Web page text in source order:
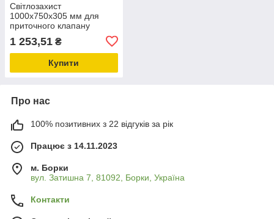
Світлозахист
1000x750x305 мм для
приточного клапану
(чорний), затемнювальна
кришка
1 253,51 ₴
Купити
Про нас
100% позитивних з 22 відгуків за рік
Працює з 14.11.2023
м. Борки
вул. Затишна 7, 81092, Борки, Україна
Контакти